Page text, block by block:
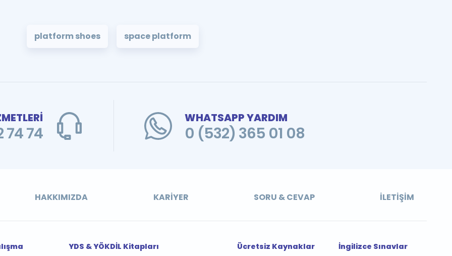
platform shoes space platform
74
WHATSAPP YARDIM
0 (532) 365 01 08
HAKKIMIZDA KARIYER SORU & CEVAP İLETIŞIM
YDS & YÖKDİL Kitapları
Ücretsiz Kaynaklar
İngilizce Sınavlar